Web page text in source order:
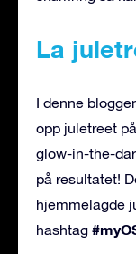
La
I denne
opp juletreet
glow-in-the-
på resultatet!
hjemmelagde
hashtag